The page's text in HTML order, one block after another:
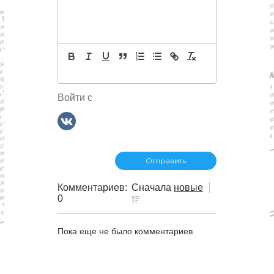
п
о
з
п
и
Войти с
Комментариев:
0
Сначала новые
Пока еще не было комментариев